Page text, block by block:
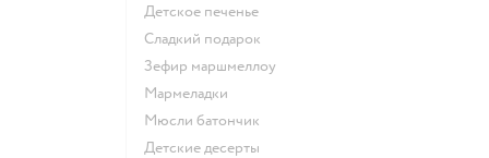
детское печенье
сладкий подарок
зефир маршмеллоу
мармеладки
мюсли батончик
детские десерты